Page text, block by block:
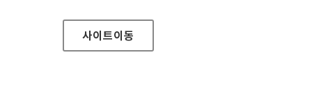
사이트이동